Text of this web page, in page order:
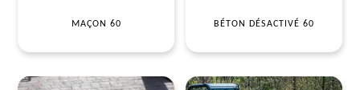
MAÇON 60 BÉTON DÉSACTIVÉ 60